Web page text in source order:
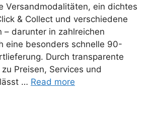
Versandmodalitäten, ein dichtes
& Collect und verschiedene
– darunter in zahlreichen
eine besonders schnelle 90-
Durch transparente
Preisen, Services und
… Read more